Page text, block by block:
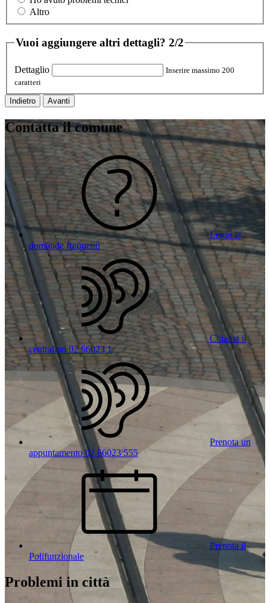
Altro
Vuoi aggiungere altri dettagli? 2/2
Dettaglio
Inserire massimo 200
caratteri
Indietro Avanti
Contatta il comune
Leggi le
domande frequenti
Chiama il
centralino 02 66023 1
Prenota un
appuntamento 02 66023 555
Prenota il
Polifunzionale
Problemi in città